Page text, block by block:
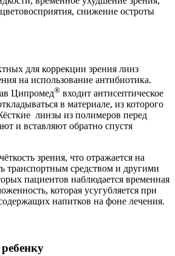
снижение остроты
для коррекции зрения линз
на использование антибиотика.
Ципромед® входит антисептическое
в материале, из которого
линзы из полимеров перед
и вставляют обратно спустя
зрения, что отражается на
транспортным средством и другими
пациентов наблюдается временная
которая усугубляется при
напитков на фоне лечения.